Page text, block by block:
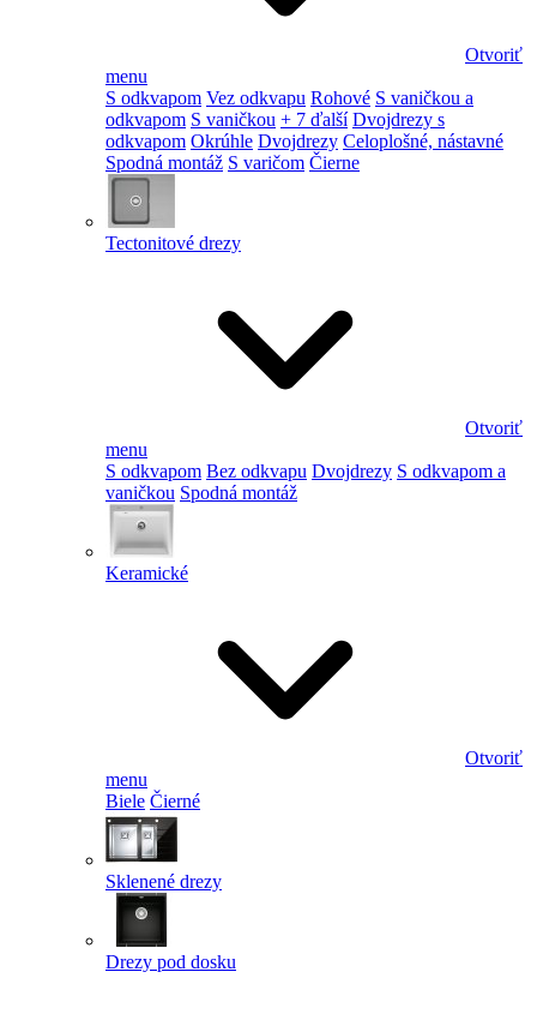
Otvoriť
menu
S odkvapom Vez odkvapu Rohové S vaničkou a
odkvapom S vaničkou + 7 ďalší Dvojdrezy s
odkvapom Okrúhle Dvojdrezy Celoplošné, nástavné
Spodná montáž S varičom Čierne
Tectonitové drezy
Otvoriť
menu
S odkvapom Bez odkvapu Dvojdrezy S odkvapom a
vaničkou Spodná montáž
Keramické
Otvoriť
menu
Biele Čierné
Sklenené drezy
Drezy pod dosku